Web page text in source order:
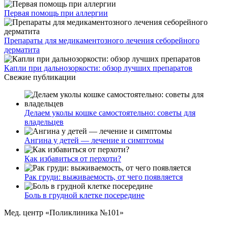
Первая помощь при аллергии
Препараты для медикаментозного лечения себорейного
дерматита
Капли при дальнозоркости: обзор лучших препаратов
Свежие публикации
Делаем уколы кошке самостоятельно: советы для
владельцев
Ангина у детей — лечение и симптомы
Как избавиться от перхоти?
Рак груди: выживаемость, от чего появляется
Боль в грудной клетке посередине
Мед. центр «Поликлиника №101»